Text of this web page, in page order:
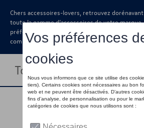
Chers accessoires-lovers, retrouvez dorénavant
toute la gamme d’accessoires de votre marque
préférée sous forme de catalogue à
commander auprès de votre concessionaire.
Toggle navigation